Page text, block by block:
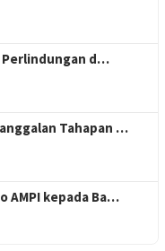
Perlindungan d…
Tahapan …
AMPI kepada Ba…